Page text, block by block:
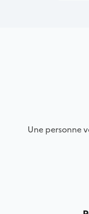
Une personne